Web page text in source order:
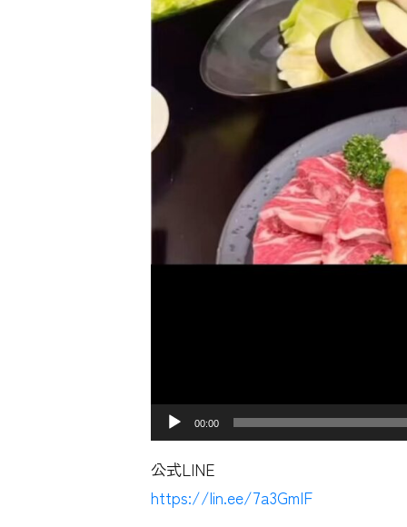
00:00
公式LINE
https://lin.ee/7a3GmIF